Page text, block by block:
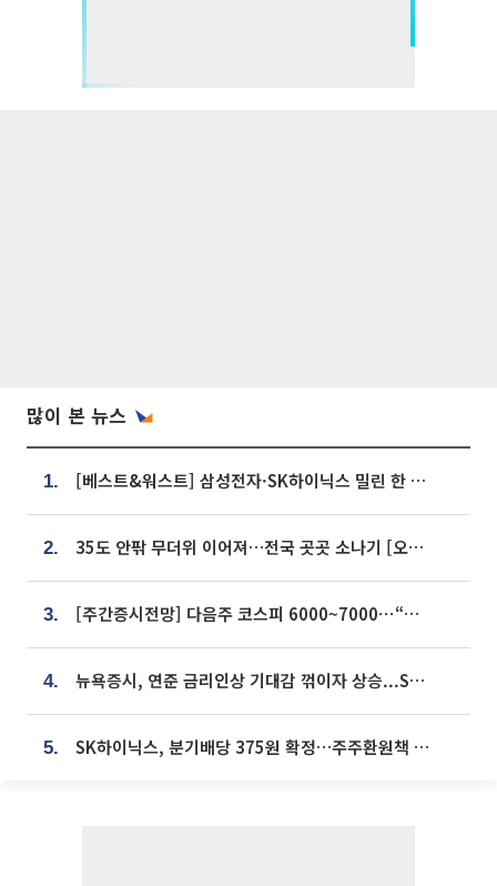
많이 본 뉴스
1. [베스트&워스트] 삼성전자·SK하이닉스 밀린 한 주…상상인증권은 85% 급등
2. 35도 안팎 무더위 이어져…전국 곳곳 소나기 [오늘 날씨]
3. [주간증시전망] 다음주 코스피 6000~7000⋯“外人 수급은 정책이 변수”
4. 뉴욕증시, 연준 금리인상 기대감 꺾이자 상승...S&P500 사상 최고치 [종합]
5. SK하이닉스, 분기배당 375원 확정…주주환원책 9월로 앞당겨 발표